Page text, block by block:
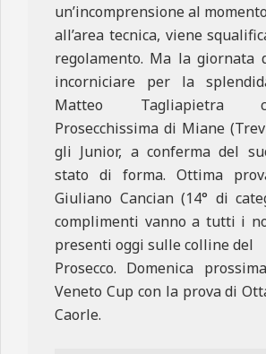
un’incomprensione al
all’area tecnica, viene
regolamento. Ma la giornata
incorniciare per la
Matteo Tagliapietra
Prosecchissima di Miane
gli Junior, a conferma del
stato di forma. Ottima
Giuliano Cancian (14° di
complimenti vanno a tutti i
presenti oggi sulle colline del
Prosecco. Domenica
Veneto Cup con la prova di
Caorle.